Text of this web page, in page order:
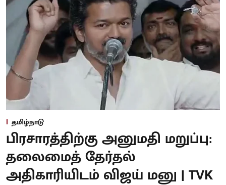
தமிழ்நாடு
பிரசாரத்திற்கு அனுமதி மறுப்பு:
தலைமைத் தேர்தல்
அதிகாரியிடம் விஜய் மனு | TVK